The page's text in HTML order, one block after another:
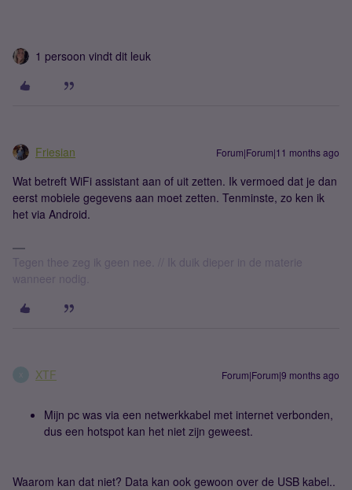
1 persoon vindt dit leuk
Friesian Forum|Forum|11 months ago
Wat betreft WiFi assistant aan of uit zetten. Ik vermoed dat je dan
eerst mobiele gegevens aan moet zetten. Tenminste, zo ken ik
het via Android.
Tegen thee zeg ik geen nee. // Ik duik dieper in de materie
wanneer nodig.
XTF Forum|Forum|9 months ago
Mijn pc was via een netwerkkabel met internet verbonden,
dus een hotspot kan het niet zijn geweest.
Waarom kan dat niet? Data kan ook gewoon over de USB kabel..